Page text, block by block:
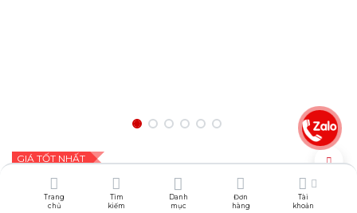
Trang
chủ
Tìm
kiếm
Danh
mục
Đơn
hàng
Tài
khoản
GIÁ TỐT NHẤT
4.900.000 5.635.575₫